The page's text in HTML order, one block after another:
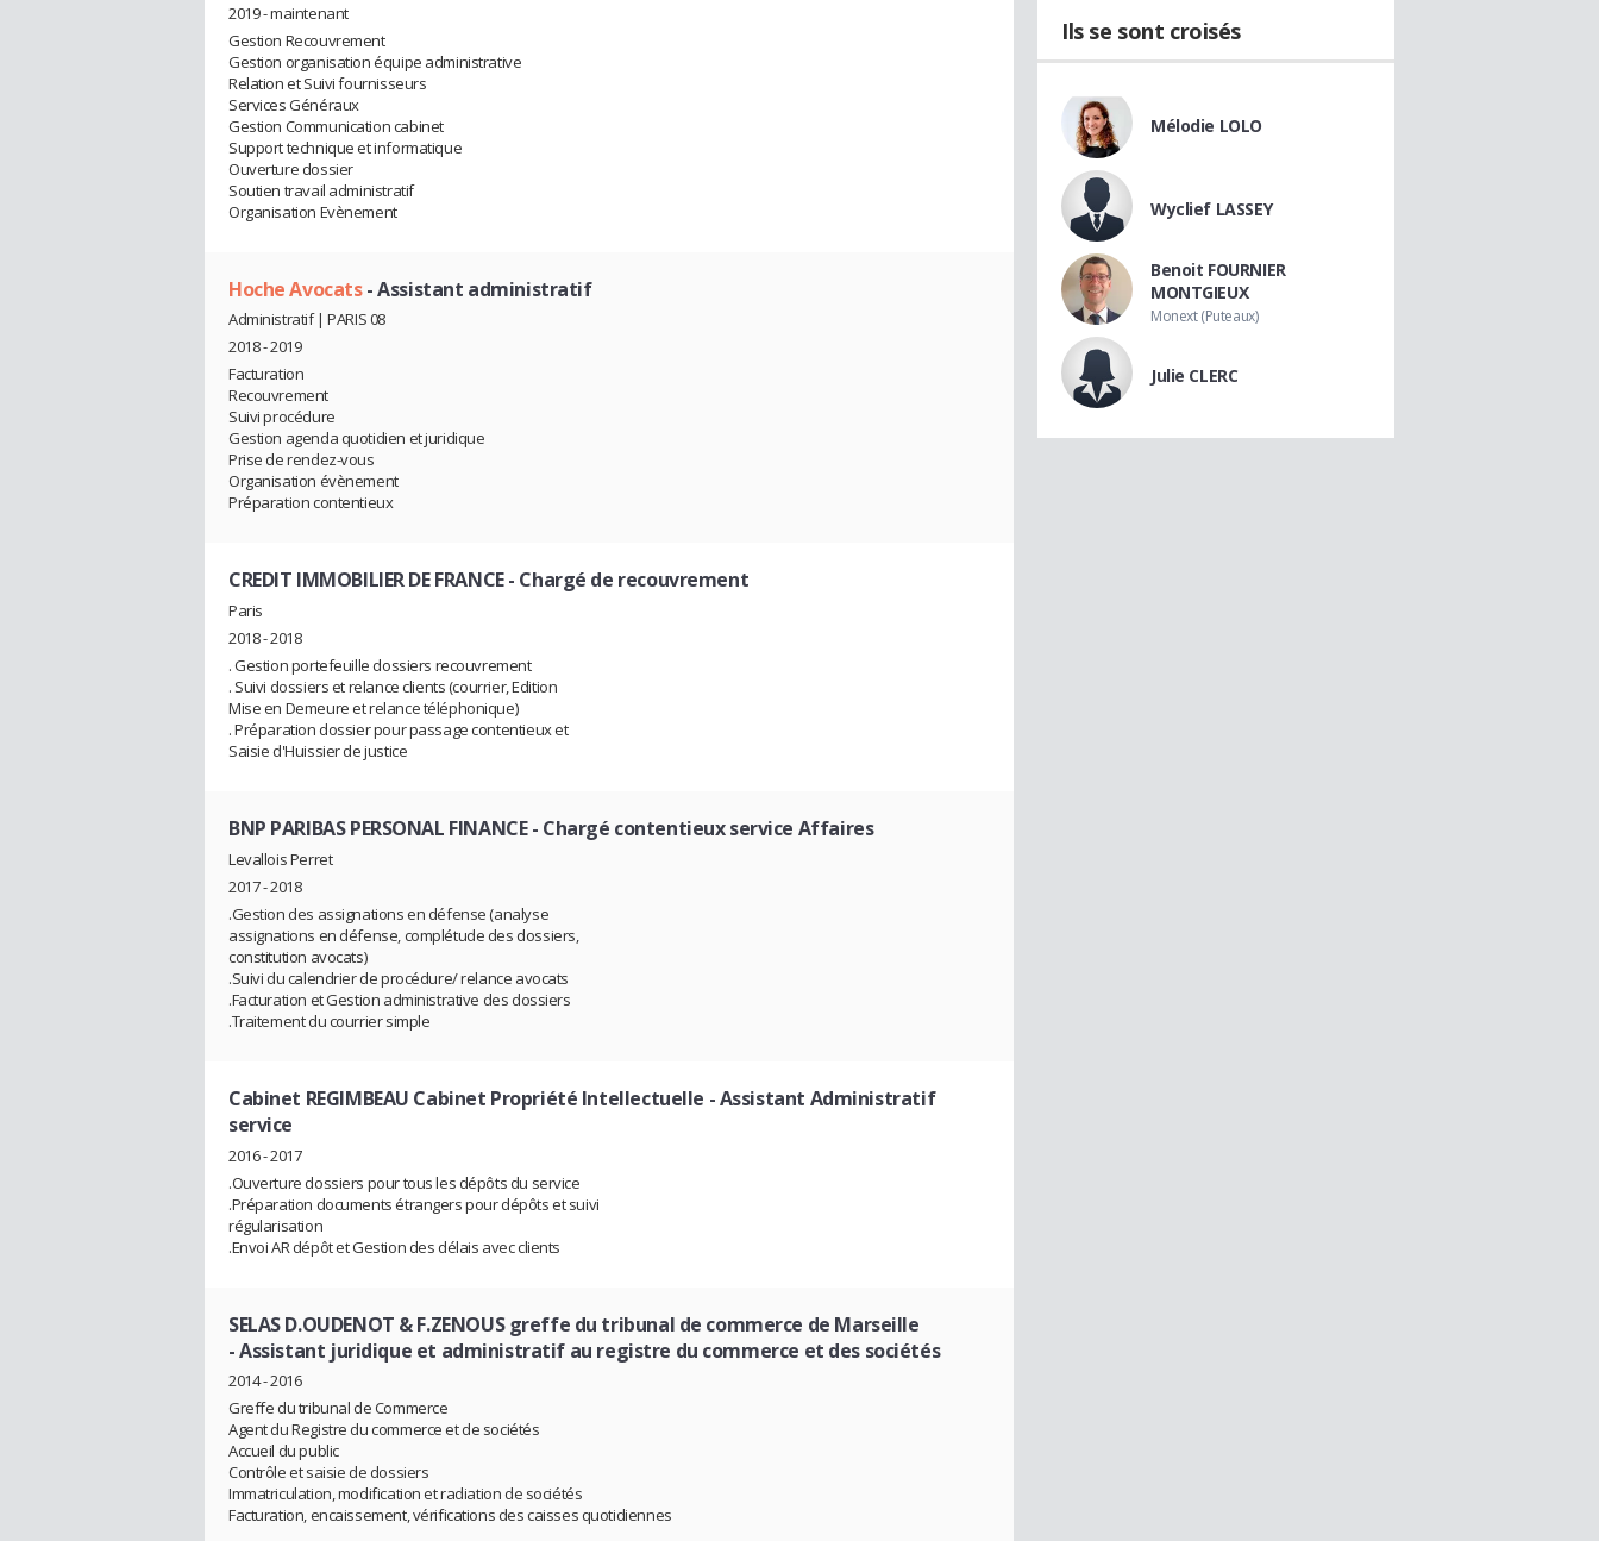
2019 - maintenant
Gestion Recouvrement
Gestion organisation équipe administrative
Relation et Suivi fournisseurs
Services Généraux
Gestion Communication cabinet
Support technique et informatique
Ouverture dossier
Soutien travail administratif
Organisation Evènement
Hoche Avocats- Assistant administratif
Administratif | PARIS 08
2018 - 2019
Facturation
Recouvrement
Suivi procédure
Gestion agenda quotidien et juridique
Prise de rendez-vous
Organisation évènement
Préparation contentieux
CREDIT IMMOBILIER DE FRANCE- Chargé de recouvrement
Paris
2018 - 2018
. Gestion portefeuille dossiers recouvrement
. Suivi dossiers et relance clients (courrier, Edition
Mise en Demeure et relance téléphonique)
. Préparation dossier pour passage contentieux et
Saisie d'Huissier de justice
BNP PARIBAS PERSONAL FINANCE- Chargé contentieux service Affaires
Levallois Perret
2017 - 2018
.Gestion des assignations en défense (analyse
assignations en défense, complétude des dossiers,
constitution avocats)
.Suivi du calendrier de procédure/ relance avocats
.Facturation et Gestion administrative des dossiers
.Traitement du courrier simple
Cabinet REGIMBEAU Cabinet Propriété Intellectuelle - Assistant Administratif
service
2016 - 2017
.Ouverture dossiers pour tous les dépôts du service
.Préparation documents étrangers pour dépôts et suivi
régularisation
.Envoi AR dépôt et Gestion des délais avec clients
SELAS D.OUDENOT & F.ZENOUS greffe du tribunal de commerce de Marseille
- Assistant juridique et administratif au registre du commerce et des sociétés
2014 - 2016
Greffe du tribunal de Commerce
Agent du Registre du commerce et de sociétés
Accueil du public
Contrôle et saisie de dossiers
Immatriculation, modification et radiation de sociétés
Facturation, encaissement, vérifications des caisses quotidiennes
Ils se sont croisés
Mélodie LOLO
Wyclief LASSEY
Benoit FOURNIER
MONTGIEUX
Monext (Puteaux)
Julie CLERC